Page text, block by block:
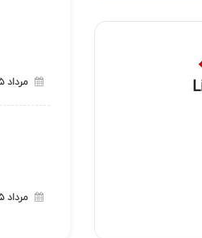
مرداد ۱۵, ۱۴۰۵
مرداد ۱۵, ۱۴۰۵